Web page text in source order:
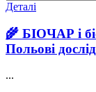
Деталі
🌾 БІОЧАР і
Польові
...